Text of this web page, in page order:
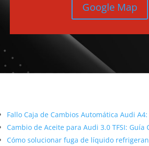
Google Map
Fallo Caja de Cambios Automática Audi
Cambio de Aceite para Audi 3.0 TFSI: Guía
Cómo solucionar fuga de líquido